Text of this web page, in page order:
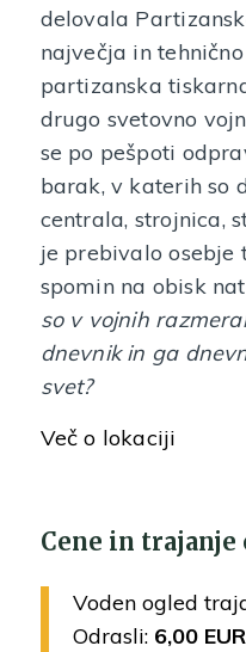
delovala
največja in
partizanska
drugo svetovno
se po pešpoti
barak, v katerih so
centrala, strojnica,
je prebivalo osebje
spomin na obisk
so v vojnih
dnevnik in ga
svet?
Več o lokaciji
Cene in trajanje
Voden ogled
Odrasli:6,00 EUR